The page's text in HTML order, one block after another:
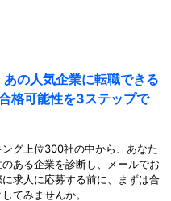
の人気企業に転職できる
格可能性を3ステップで
グ上位300社の中から、あなた
ある企業を診断し、メールでお
求人に応募する前に、まずは合
てみませんか。